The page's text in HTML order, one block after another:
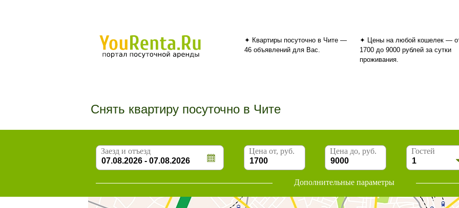
✦ Квартиры посуточно в Чите —
46 объявлений для Вас.
✦ Цены на любой кошелек —
1700 до 9000 рублей за сутки
проживания.
Снять квартиру посуточно в Чите
Заезд и отъезд Цена от, руб. Цена до, руб. Гостей
Дополнительные параметры